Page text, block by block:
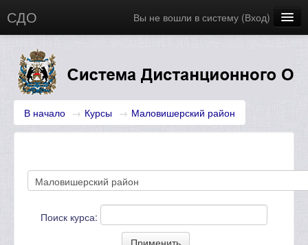
СДО Вы не вошли в систему (Вход)
Новости
Русский (ru)
В начало → Курсы → Маловишерский район‎
Поиск курса: